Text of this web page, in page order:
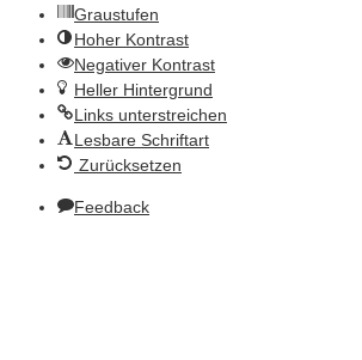
Graustufen
Hoher Kontrast
Negativer Kontrast
Heller Hintergrund
Links unterstreichen
Lesbare Schriftart
Zurücksetzen
Feedback